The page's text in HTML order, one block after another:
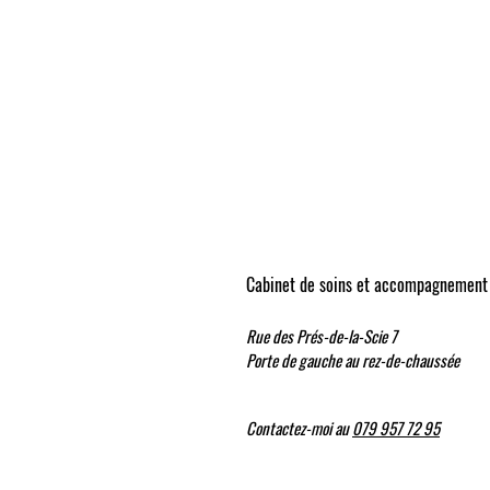
​Cabinet de soins et
Rue des Prés-de-la-Scie 7
Porte de gauche au rez-de-chaussée
Contactez-moi au079 957 72 95